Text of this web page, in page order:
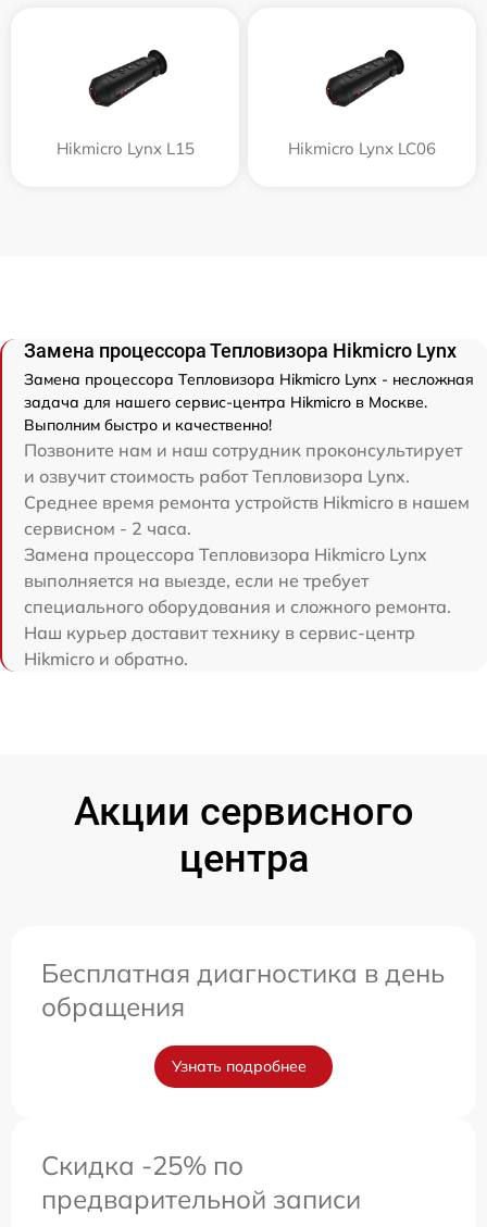
Hikmicro Lynx L15 Hikmicro Lynx LC06
Замена процессора Тепловизора Hikmicro Lynx
Замена процессора Тепловизора Hikmicro Lynx - несложная
задача для нашего сервис-центра Hikmicro в Москве.
Выполним быстро и качественно!
Позвоните нам и наш сотрудник проконсультирует
и озвучит стоимость работ Тепловизора Lynx.
Среднее время ремонта устройств Hikmicro в нашем
сервисном - 2 часа.
Замена процессора Тепловизора Hikmicro Lynx
выполняется на выезде, если не требует
специального оборудования и сложного ремонта.
Наш курьер доставит технику в сервис-центр
Hikmicro и обратно.
Акции сервисного
центра
Бесплатная диагностика в день
обращения
Узнать подробнее
Скидка -25% по
предварительной записи